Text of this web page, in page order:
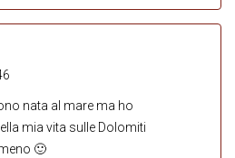
nata al mare ma ho
mia vita sulle Dolomiti
🙂